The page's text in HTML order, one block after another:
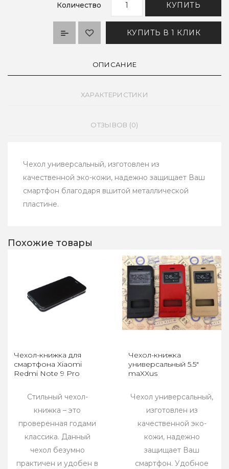
Количество КУПИТЬ
КУПИТЬ В 1 КЛИК
ОПИСАНИЕ
ХАРАКТЕРИСТИКИ
ОТЗЫВОВ (0)
Чехол универсальный, изготовлен из
качественной эко-кожи, надежно защищает Ваш
смартфон благодаря вшитой металлической
пластине.
Похожие товары
Чехол-книжка для
смартфона Xiaomi
Redmi Note 9 Pro
Стильный чехол-
книжка – это
проверенная годами
классика. Данный
чехол безумно
практичен и удобен в
Чехол-книжка
универсальный 5.5"
maXXus
Чехол универсальный,
изготовлен из
качественной эко-
кожи, надежно
защищает Ваш
смартфон. Удобное